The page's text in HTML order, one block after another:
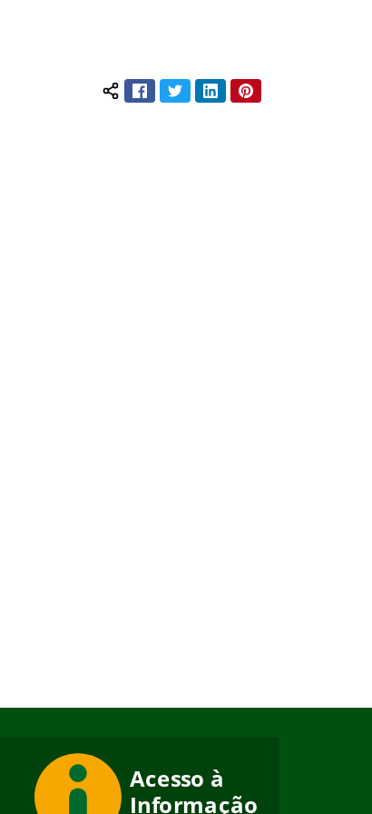
Compartilhar conteúdo:
FacebookTwitterLinkedInPinterest